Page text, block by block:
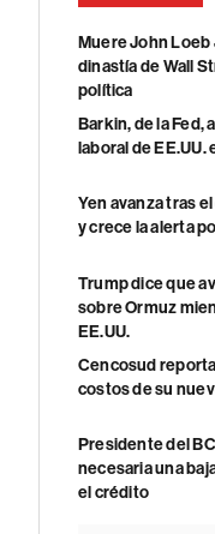
Muere John Loeb
dinastía de Wall
política
Barkin, de la Fed,
laboral de EE.UU.
Yen avanza tras
y crece la alerta
Trump dice que
sobre Ormuz
EE.UU.
Cencosud
costos de su
Presidente del
necesaria una
el crédito